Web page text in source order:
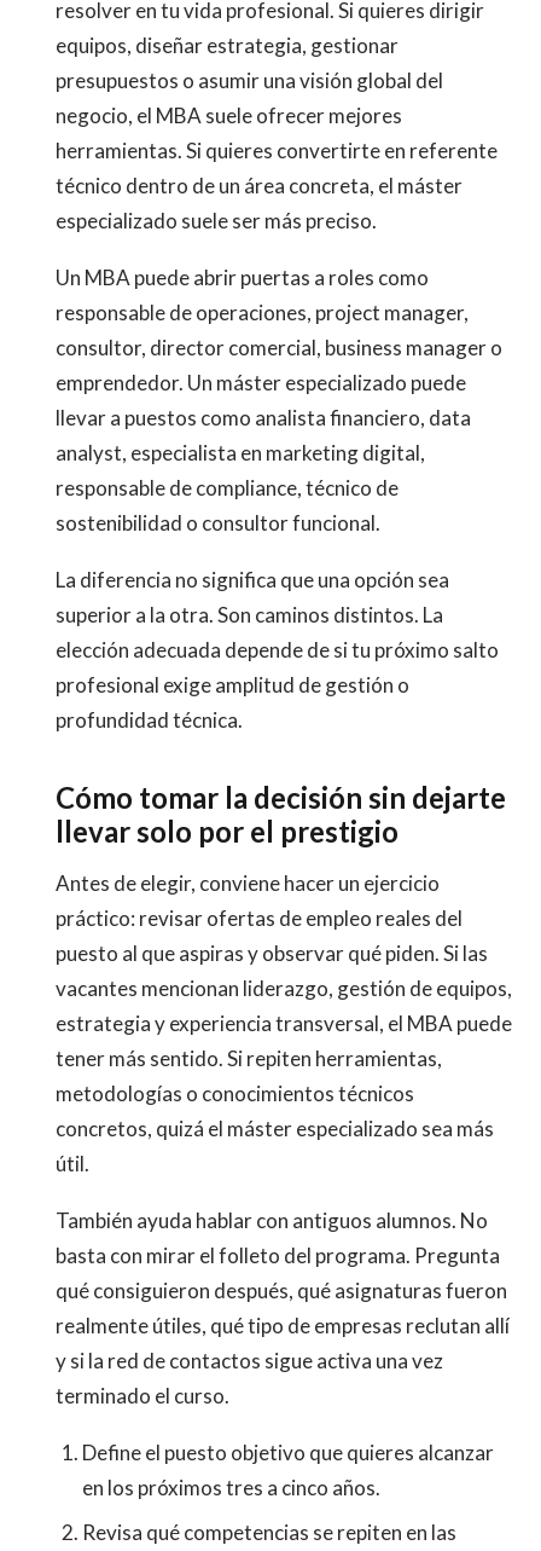
resolver en tu vida profesional. Si quieres dirigir
equipos, diseñar estrategia, gestionar
presupuestos o asumir una visión global del
negocio, el MBA suele ofrecer mejores
herramientas. Si quieres convertirte en referente
técnico dentro de un área concreta, el máster
especializado suele ser más preciso.
Un MBA puede abrir puertas a roles como
responsable de operaciones, project manager,
consultor, director comercial, business manager o
emprendedor. Un máster especializado puede
llevar a puestos como analista financiero, data
analyst, especialista en marketing digital,
responsable de compliance, técnico de
sostenibilidad o consultor funcional.
La diferencia no significa que una opción sea
superior a la otra. Son caminos distintos. La
elección adecuada depende de si tu próximo salto
profesional exige amplitud de gestión o
profundidad técnica.
Cómo tomar la decisión sin dejarte
llevar solo por el prestigio
Antes de elegir, conviene hacer un ejercicio
práctico: revisar ofertas de empleo reales del
puesto al que aspiras y observar qué piden. Si las
vacantes mencionan liderazgo, gestión de equipos,
estrategia y experiencia transversal, el MBA puede
tener más sentido. Si repiten herramientas,
metodologías o conocimientos técnicos
concretos, quizá el máster especializado sea más
útil.
También ayuda hablar con antiguos alumnos. No
basta con mirar el folleto del programa. Pregunta
qué consiguieron después, qué asignaturas fueron
realmente útiles, qué tipo de empresas reclutan allí
y si la red de contactos sigue activa una vez
terminado el curso.
Define el puesto objetivo que quieres alcanzar
en los próximos tres a cinco años.
Revisa qué competencias se repiten en las